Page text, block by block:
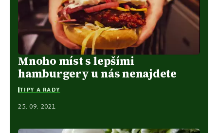
Mnoho míst s lepšími
hamburgery u nás nenajdete
TIPY A RADY
25. 09. 2021